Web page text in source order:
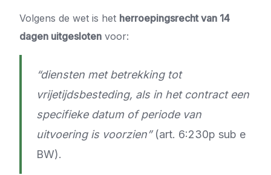
Volgens de wet is het herroepingsrecht van 14
dagen uitgesloten voor:
“diensten met betrekking tot
vrijetijdsbesteding, als in het contract een
specifieke datum of periode van
uitvoering is voorzien”(art. 6:230p sub e
BW).